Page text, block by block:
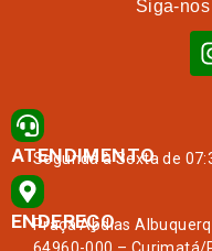
Siga-
ATENDIMENTO
Segunda à Sexta de
ENDEREÇO
Praça Abdias